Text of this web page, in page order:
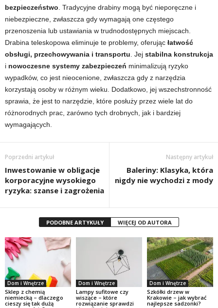
bezpieczeństwo . Tradycyjne drabiny mogą być nieporęczne i
niebezpieczne, zwłaszcza gdy wymagają one częstego
przenoszenia lub ustawiania w trudnodostępnych miejscach.
Drabina teleskopowa eliminuje te problemy, oferując łatwość
obsługi, przechowywania i transportu . Jej stabilna konstrukcja
i nowoczesne systemy zabezpieczeń minimalizują ryzyko
wypadków, co jest nieocenione, zwłaszcza gdy z narzędzia
korzystają osoby w różnym wieku. Dodatkowo, jej wszechstronność
sprawia, że jest to narzędzie, które posłuży przez wiele lat do
różnorodnych prac, zarówno tych drobnych, jak i bardziej
wymagających.
Poprzedni artykuł
Inwestowanie w obligacje
korporacyjne wysokiego
ryzyka: szanse i zagrożenia
Następny artykuł
Baleriny: Klasyka, która
nigdy nie wychodzi z mody
PODOBNE ARTYKUŁY WIĘCEJ OD AUTORA
Dom i Wnętrze
Sklep z chemią
niemiecką – dlaczego
cieszy się tak dużą
Dom i Wnętrze
Lampy sufitowe czy
wiszące – które
rozwiązanie sprawdzi
Dom i Wnętrze
Szkółki drzew w
Krakowie – jak wybrać
najlepsze sadzonki?